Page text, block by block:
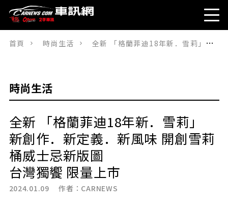
首頁 時尚生活 全新 「格蘭菲迪18年新．雪莉」新創作．新定義．新風味 開創雪莉桶威士忌新版圖台灣獨饗 限量上市
時尚生活
全新 「格蘭菲迪18年新．雪莉」
新創作．新定義．新風味 開創雪莉
桶威士忌新版圖
台灣獨饗 限量上市
2024.01.09 作者： CARNEWS